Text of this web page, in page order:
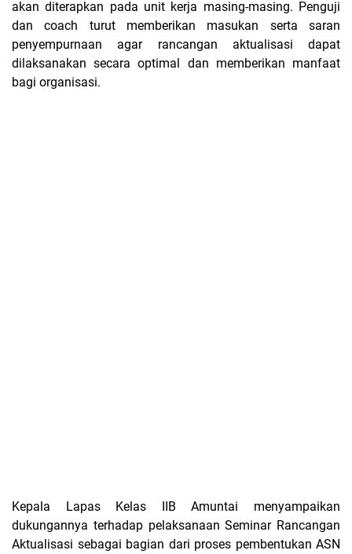
akan diterapkan pada unit kerja masing-masing. Penguji
dan coach turut memberikan masukan serta saran
penyempurnaan agar rancangan aktualisasi dapat
dilaksanakan secara optimal dan memberikan manfaat
bagi organisasi.
Kepala Lapas Kelas IIB Amuntai menyampaikan
dukungannya terhadap pelaksanaan Seminar Rancangan
Aktualisasi sebagai bagian dari proses pembentukan ASN